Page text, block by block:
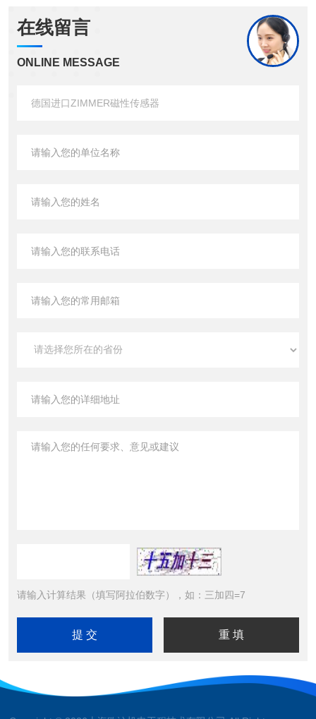
在线留言
ONLINE MESSAGE
请输入计算结果（填写阿拉伯数字），如：三加四=7